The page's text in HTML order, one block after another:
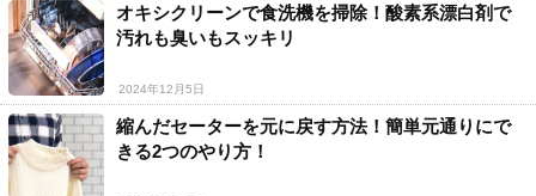
オキシクリーンで食洗機を掃除！酸素系漂白剤で
汚れも臭いもスッキリ
2024年12月5日
縮んだセーターを元に戻す方法！簡単元通りにで
きる2つのやり方！